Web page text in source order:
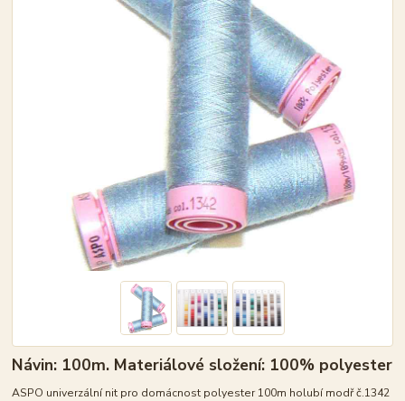
Návin: 100m. Materiálové složení: 100% polyester
ASPO univerzální nit pro domácnost polyester 100m holubí modř č.1342